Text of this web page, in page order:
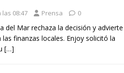
las 08:47 Prensa 0
del Mar rechaza la decisión y advierte
finanzas locales. Enjoy solicitó la
[…]